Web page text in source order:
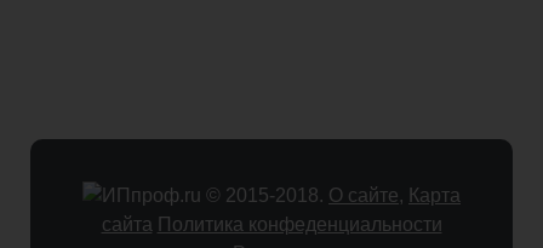
© 2015-2018. О сайте, Карта
сайта Политика конфеденциальности